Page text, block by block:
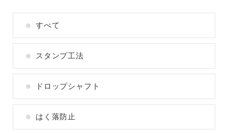
すべて
スタンプ工法
ドロップシャフト
はく落防止